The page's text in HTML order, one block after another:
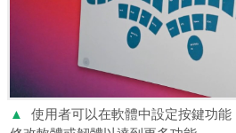
▲
使用者可以在軟體中設定按鍵功